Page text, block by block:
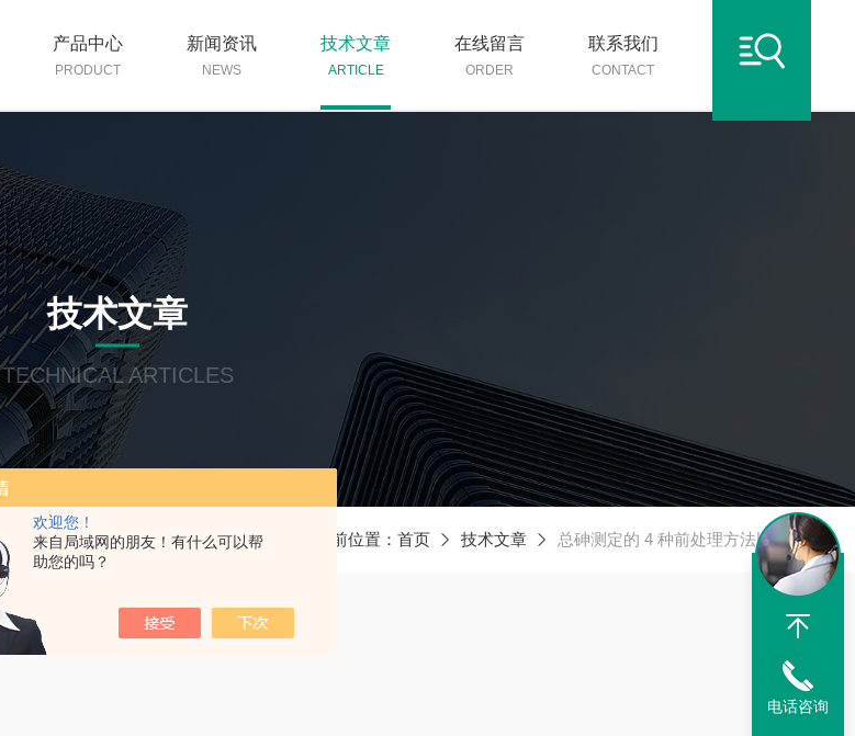
欢迎您！
来自局域网的朋友！有什么可以帮
助您的吗？
产品中心
PRODUCT
新闻资讯
NEWS
技术文章
ARTICLE
在线留言
ORDER
联系我们
CONTACT
技术文章
TECHNICAL ARTICLES
当前位置： 首页 技术文章 总砷测定的 4 种前处理方法比较
电话咨询